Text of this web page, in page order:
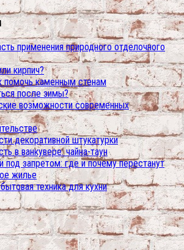
применения природного отделочного
кирпич?
помочь каменным стенам
после зимы?
возможности современных
декоративной штукатурки
в ванкувере: чайна-таун
под запретом: где и почему перестанут
жилье
техника для кухни